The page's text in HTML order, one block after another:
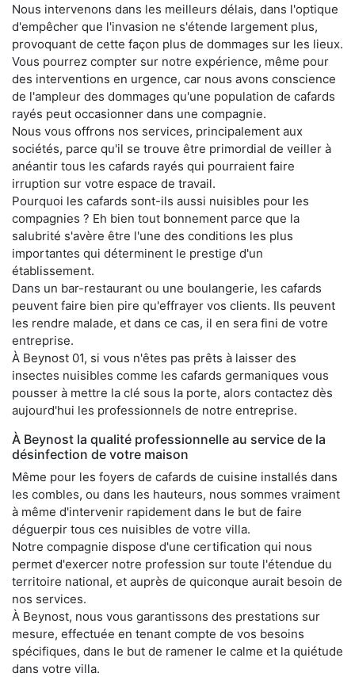
Nous intervenons dans les meilleurs délais, dans l'optique
d'empêcher que l'invasion ne s'étende largement plus,
provoquant de cette façon plus de dommages sur les lieux.
Vous pourrez compter sur notre expérience, même pour
des interventions en urgence, car nous avons conscience
de l'ampleur des dommages qu'une population de cafards
rayés peut occasionner dans une compagnie.
Nous vous offrons nos services, principalement aux
sociétés, parce qu'il se trouve être primordial de veiller à
anéantir tous les cafards rayés qui pourraient faire
irruption sur votre espace de travail.
Pourquoi les cafards sont-ils aussi nuisibles pour les
compagnies ? Eh bien tout bonnement parce que la
salubrité s'avère être l'une des conditions les plus
importantes qui déterminent le prestige d'un
établissement.
Dans un bar-restaurant ou une boulangerie, les cafards
peuvent faire bien pire qu'effrayer vos clients. Ils peuvent
les rendre malade, et dans ce cas, il en sera fini de votre
entreprise.
À Beynost 01, si vous n'êtes pas prêts à laisser des
insectes nuisibles comme les cafards germaniques vous
pousser à mettre la clé sous la porte, alors contactez dès
aujourd'hui les professionnels de notre entreprise.
À Beynost la qualité professionnelle au service de la
désinfection de votre maison
Même pour les foyers de cafards de cuisine installés dans
les combles, ou dans les hauteurs, nous sommes vraiment
à même d'intervenir rapidement dans le but de faire
déguerpir tous ces nuisibles de votre villa.
Notre compagnie dispose d'une certification qui nous
permet d'exercer notre profession sur toute l'étendue du
territoire national, et auprès de quiconque aurait besoin de
nos services.
À Beynost, nous vous garantissons des prestations sur
mesure, effectuée en tenant compte de vos besoins
spécifiques, dans le but de ramener le calme et la quiétude
dans votre villa.